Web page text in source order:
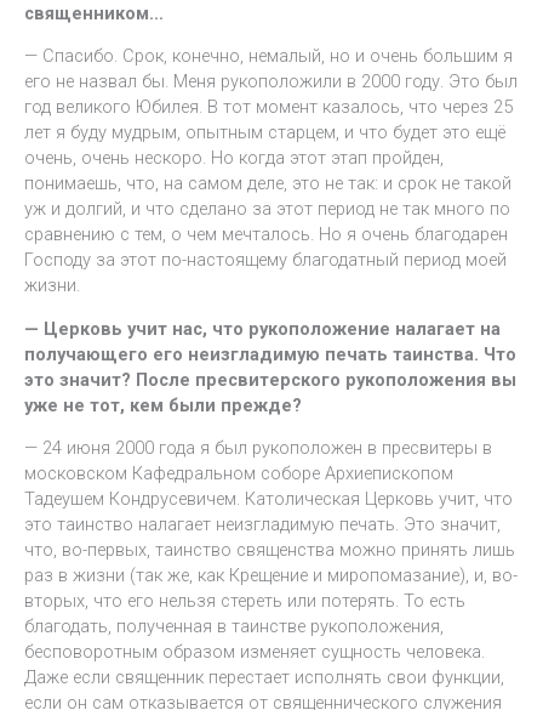
священником…
— Спасибо. Срок, конечно, немалый, но и очень большим я
его не назвал бы. Меня рукоположили в 2000 году. Это был
год великого Юбилея. В тот момент казалось, что через 25
лет я буду мудрым, опытным старцем, и что будет это ещё
очень, очень нескоро. Но когда этот этап пройден,
понимаешь, что, на самом деле, это не так: и срок не такой
уж и долгий, и что сделано за этот период не так много по
сравнению с тем, о чем мечталось. Но я очень благодарен
Господу за этот по-настоящему благодатный период моей
жизни.
— Церковь учит нас, что рукоположение налагает на
получающего его неизгладимую печать таинства. Что
это значит? После пресвитерского рукоположения вы
уже не тот, кем были прежде?
— 24 июня 2000 года я был рукоположен в пресвитеры в
московском Кафедральном соборе Архиепископом
Тадеушем Кондрусевичем. Католическая Церковь учит, что
это таинство налагает неизгладимую печать. Это значит,
что, во-первых, таинство священства можно принять лишь
раз в жизни (так же, как Крещение и миропомазание), и, во-
вторых, что его нельзя стереть или потерять. То есть
благодать, полученная в таинстве рукоположения,
бесповоротным образом изменяет сущность человека.
Даже если священник перестает исполнять свои функции,
если он сам отказывается от священнического служения